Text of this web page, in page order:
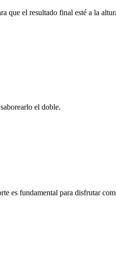
el resultado final esté a la
el doble.
es fundamental para disfrutar